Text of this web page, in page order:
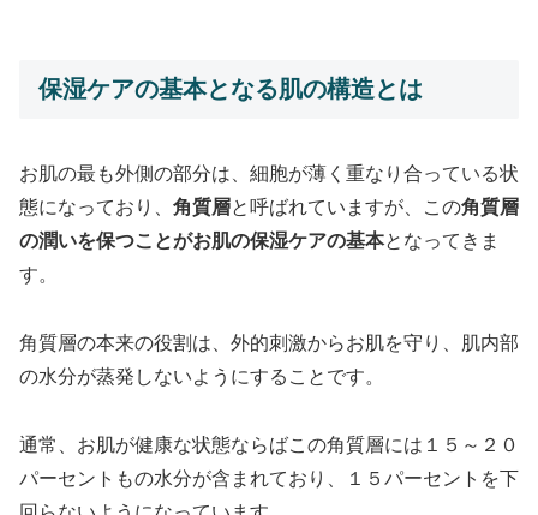
保湿ケアの基本となる肌の構造とは
お肌の最も外側の部分は、細胞が薄く重なり合っている状
態になっており、 角質層と呼ばれていますが、この角質層
の潤いを保つことがお肌の保湿ケアの基本となってきま
す。
角質層の本来の役割は、外的刺激からお肌を守り、肌内部
の水分が蒸発しないようにすることです。
通常、お肌が健康な状態ならばこの角質層には１５～２０
パーセントもの水分が含まれており、１５パーセントを下